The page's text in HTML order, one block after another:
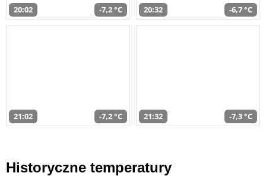
20:02 -7,2 °C 20:32 -6,7 °C
21:02 -7,2 °C 21:32 -7,3 °C
Historyczne temperatury